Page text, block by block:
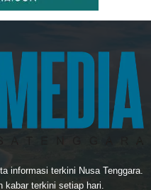
informasi terkini Nusa Tenggara.
kabar terkini setiap hari.